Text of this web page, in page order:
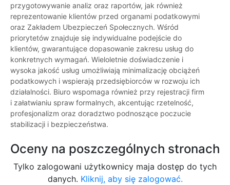
przygotowywanie analiz oraz raportów, jak również
reprezentowanie klientów przed organami podatkowymi
oraz Zakładem Ubezpieczeń Społecznych. Wśród
priorytetów znajduje się indywidualne podejście do
klientów, gwarantujące dopasowanie zakresu usług do
konkretnych wymagań. Wieloletnie doświadczenie i
wysoka jakość usług umożliwiają minimalizację obciążeń
podatkowych i wspierają przedsiębiorców w rozwoju ich
działalności. Biuro wspomaga również przy rejestracji firm
i załatwianiu spraw formalnych, akcentując rzetelność,
profesjonalizm oraz doradztwo podnoszące poczucie
stabilizacji i bezpieczeństwa.
Oceny na poszczególnych stronach
Tylko zalogowani użytkownicy maja dostęp do tych
danych. Kliknij, aby się zalogować.